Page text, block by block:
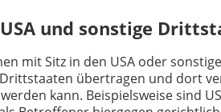
und sonstige
mit Sitz in den USA oder
übertragen und dort
kann. Beispielsweise sind